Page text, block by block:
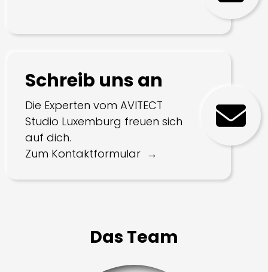
Schreib uns an
Die Experten vom AVITECT
Studio Luxemburg freuen sich
auf dich.
Zum Kontaktformular
Das Team